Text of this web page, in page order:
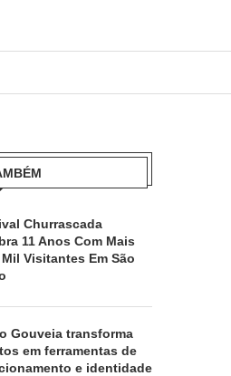
Churrascada
11 Anos Com Mais
Mil Visitantes Em São
Gouveia transforma
em ferramentas de
e identidade